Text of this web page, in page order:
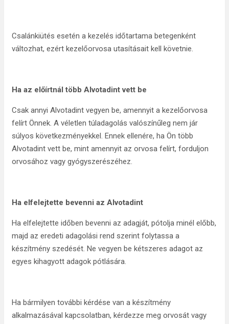
Csalánkiütés esetén a kezelés időtartama betegenként
változhat, ezért kezelőorvosa utasításait kell követnie.
Ha az előírtnál több Alvotadint vett be
Csak annyi Alvotadint vegyen be, amennyit a kezelőorvosa
felírt Önnek. A véletlen túladagolás valószínűleg nem jár
súlyos következményekkel. Ennek ellenére, ha Ön több
Alvotadint vett be, mint amennyit az orvosa felírt, forduljon
orvosához vagy gyógyszerészéhez.
Ha elfelejtette bevenni az Alvotadint
Ha elfelejtette időben bevenni az adagját, pótolja minél előbb,
majd az eredeti adagolási rend szerint folytassa a
készítmény szedését. Ne vegyen be kétszeres adagot az
egyes kihagyott adagok pótlására.
Ha bármilyen további kérdése van a készítmény
alkalmazásával kapcsolatban, kérdezze meg orvosát vagy